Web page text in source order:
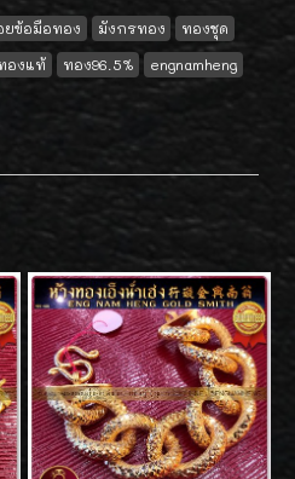
ยข้อมือทอง มังกรทอง
ทองชุด
องแท้ ทอง96.5%
engnamheng